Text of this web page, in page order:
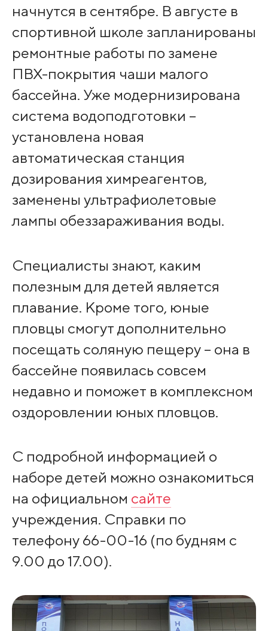
начнутся в сентябре. В августе в
спортивной школе запланированы
ремонтные работы по замене
ПВХ-покрытия чаши малого
бассейна. Уже модернизирована
система водоподготовки –
установлена новая
автоматическая станция
дозирования химреагентов,
заменены ультрафиолетовые
лампы обеззараживания воды.
Специалисты знают, каким
полезным для детей является
плавание. Кроме того, юные
пловцы смогут дополнительно
посещать соляную пещеру – она в
бассейне появилась совсем
недавно и поможет в комплексном
оздоровлении юных пловцов.
С подробной информацией о
наборе детей можно ознакомиться
на официальном сайте
учреждения. Справки по
телефону 66-00-16 (по будням с
9.00 до 17.00).